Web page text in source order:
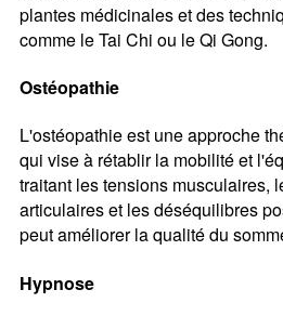
plantes médicinales et des
comme le Tai Chi ou le Qi Gong.
Ostéopathie
L'ostéopathie est une approche
qui vise à rétablir la mobilité et
traitant les tensions musculaires,
articulaires et les déséquilibres
peut améliorer la qualité du
Hypnose